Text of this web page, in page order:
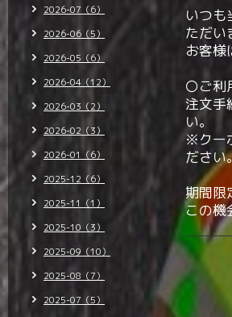
いつも
ただい
お客様
〇ご利
注文手
い。
※クー
ださい
期間限
この機
2026-07（6）
2026-06（5）
2026-05（6）
2026-04（12）
2026-03（2）
2026-02（3）
2026-01（6）
2025-12（6）
2025-11（1）
2025-10（3）
2025-09（10）
2025-08（7）
2025-07（5）